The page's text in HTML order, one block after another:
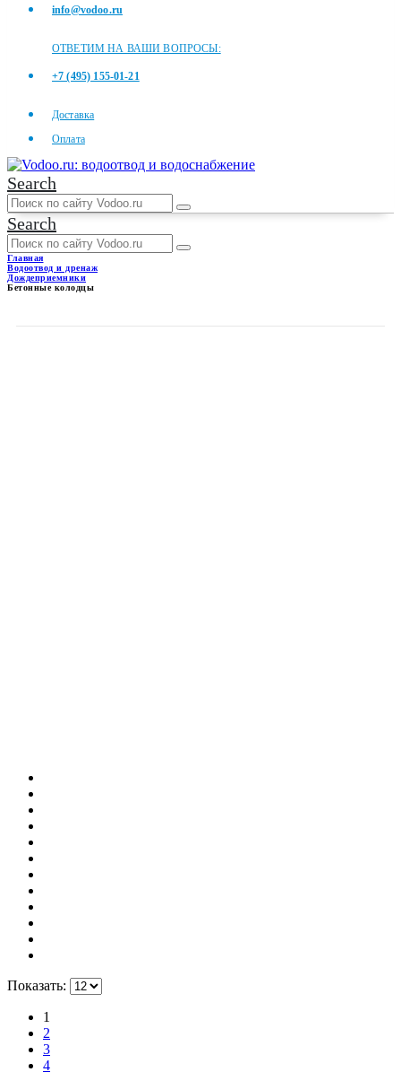
info@vodoo.ru
ОТВЕТИМ НА ВАШИ ВОПРОСЫ:
+7 (495) 155-01-21
Доставка
Оплата
Search
Search
Главная
Водоотвод и дренаж
Дождеприемники
Бетонные колодцы
Показать:
1
2
3
4